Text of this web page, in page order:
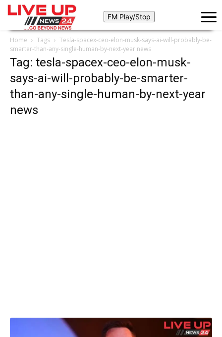
Home Tags
Tesla-spacex-ceo-elon-musk-says-ai-will-probably-be-
smarter-than-any-single-human-by-next-year news
Tag: tesla-spacex-ceo-elon-musk-
says-ai-will-probably-be-smarter-
than-any-single-human-by-next-year
news